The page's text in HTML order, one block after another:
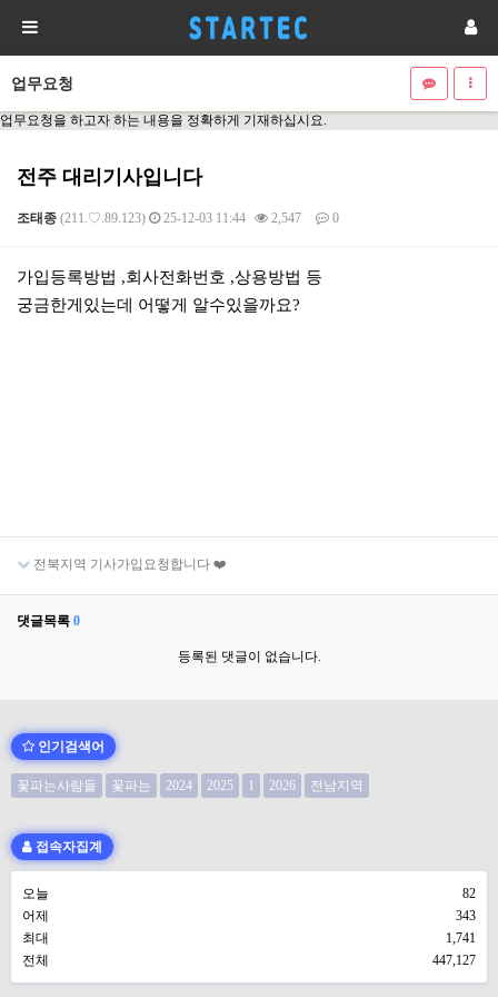
업무요청
업무요청을 하고자 하는 내용을 정확하게 기재하십시요.
전주 대리기사입니다
조태종 (211.♡.89.123) 25-12-03 11:44 2,547 0
본문
가입등록방법 ,회사전화번호 ,상용방법 등
궁금한게있는데 어떻게 알수있을까요?
전북지역 기사가입요청합니다 ❤️
댓글목록 0
등록된 댓글이 없습니다.
인기검색어
꽃파는사람들 꽃파는 2024 2025 1 2026 전남지역
접속자집계
오늘
82
어제
343
최대
1,741
전체
447,127